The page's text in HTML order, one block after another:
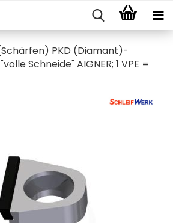
PKD (Diamant)-
Schneide" AIGNER; 1 VPE =